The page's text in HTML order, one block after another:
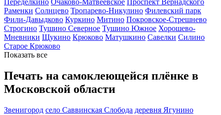
Переделкино Очаково-Матвеевское Проспект Вернадского
Раменки Солнцево Тропарево-Никулино Филевский парк
Фили-Давыдково Куркино Митино Покровское-Стрешнево
Строгино Тушино Северное Тушино Южное Хорошево-
Мневники Щукино Крюково Матушкино Савелки Силино
Старое Крюково
Показать все
Печать на самоклеющейся плёнке в
Московской области
Звенигород село Саввинская Слобода деревня Ягунино